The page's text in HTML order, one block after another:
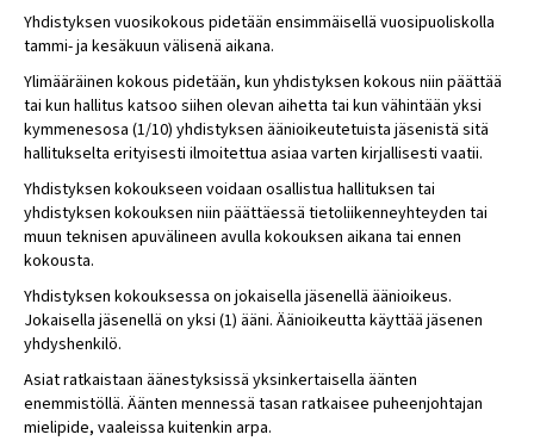
Yhdistyksen vuosikokous pidetään ensimmäisellä vuosipuoliskolla
tammi- ja kesäkuun välisenä aikana.
Ylimääräinen kokous pidetään, kun yhdistyksen kokous niin päättää
tai kun hallitus katsoo siihen olevan aihetta tai kun vähintään yksi
kymmenesosa (1/10) yhdistyksen äänioikeutetuista jäsenistä sitä
hallitukselta erityisesti ilmoitettua asiaa varten kirjallisesti vaatii.
Yhdistyksen kokoukseen voidaan osallistua hallituksen tai
yhdistyksen kokouksen niin päättäessä tietoliikenneyhteyden tai
muun teknisen apuvälineen avulla kokouksen aikana tai ennen
kokousta.
Yhdistyksen kokouksessa on jokaisella jäsenellä äänioikeus.
Jokaisella jäsenellä on yksi (1) ääni. Äänioikeutta käyttää jäsenen
yhdyshenkilö.
Asiat ratkaistaan äänestyksissä yksinkertaisella äänten
enemmistöllä. Äänten mennessä tasan ratkaisee puheenjohtajan
mielipide, vaaleissa kuitenkin arpa.